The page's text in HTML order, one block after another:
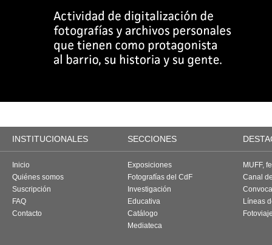
INSTITUCIONALES SECCIONES
Inicio
Quiénes somos
Suscripción
FAQ
Contacto
Exposiciones
Fotografías del CdF
Investigación
Educativa
Catálogo
Mediateca
MUFF,
Canal
Líneas